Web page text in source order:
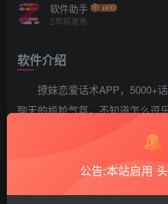
软件助手
2年前发布
软件介绍
撩妹恋爱话术APP，5000+
聊天的尴尬气氛。不知道怎么逗
哄？不知道女生对你有没有意
速答疑解惑，解锁全部话术。
公告:本站启用